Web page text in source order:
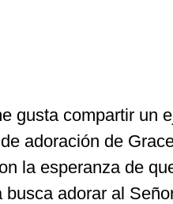
gusta compartir un
de adoración de
la esperanzade
busca adorar al